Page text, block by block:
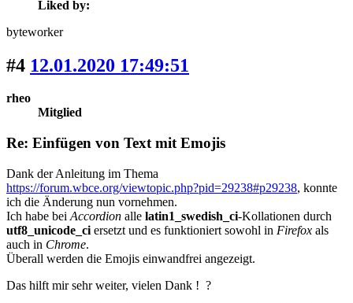
Liked by:
byteworker
#4 12.01.2020 17:49:51
rheo
Mitglied
Re: Einfügen von Text mit Emojis
Dank der Anleitung im Thema
https://forum.wbce.org/viewtopic.php?pid=29238#p29238, konnte
ich die Änderung nun vornehmen.
Ich habe bei Accordion alle latin1_swedish_ci-Kollationen durch
utf8_unicode_ci ersetzt und es funktioniert sowohl in Firefox als
auch in Chrome.
Überall werden die Emojis einwandfrei angezeigt.
Das hilft mir sehr weiter, vielen Dank ! ?